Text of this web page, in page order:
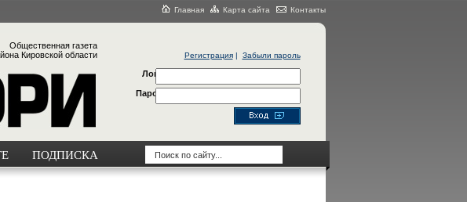
Главная Карта сайта Контакты
Общественная газета
Кировской области
Регистрация| Забыли пароль
Логин
Пароль
ПОДПИСКА